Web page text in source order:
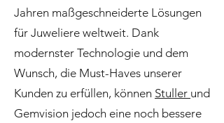
Jahren maßgeschneiderte Lösungen
für Juweliere weltweit. Dank
modernster Technologie und dem
Wunsch, die Must-Haves unserer
Kunden zu erfüllen, können Stuller und
Gemvision jedoch eine noch bessere